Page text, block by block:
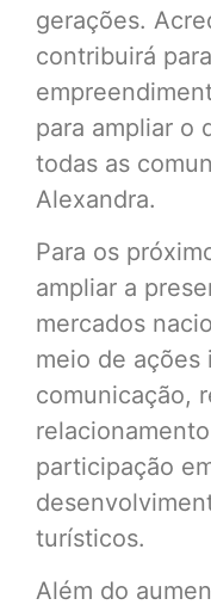
gerações.
contribuirá
para ampliar o
todas as
Alexandra.
Para os
ampliar a
mercados
meio de ações
comunicação,
participação
turísticos.
Além do